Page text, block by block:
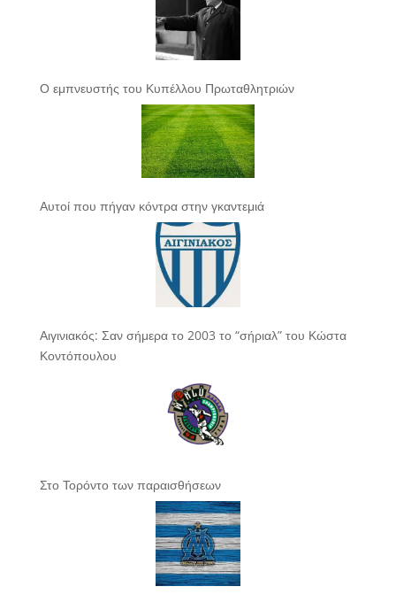
Ο εμπνευστής του Κυπέλλου Πρωταθλητριών
Αυτοί που πήγαν κόντρα στην γκαντεμιά
Αιγινιακός: Σαν σήμερα το 2003 το “σήριαλ” του Κώστα
Κοντόπουλου
Στο Τορόντο των παραισθήσεων